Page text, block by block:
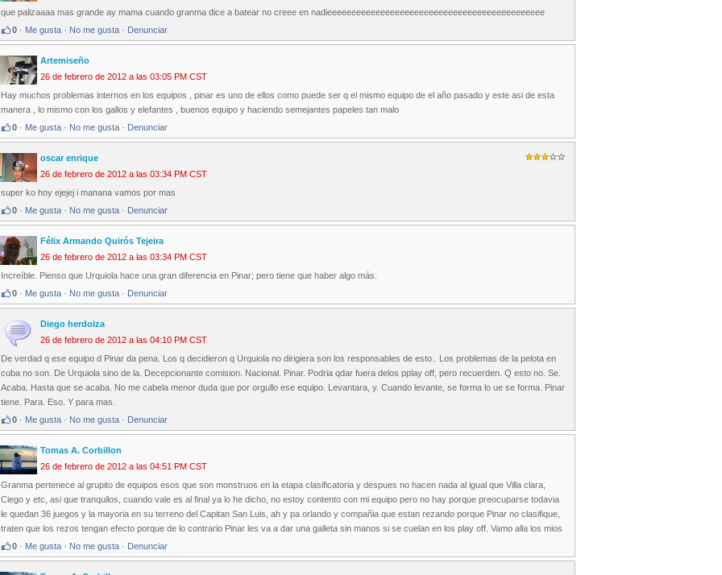
que palizaaaa mas grande ay mama cuando granma dice a batear no creee en nadieeeeeeeeeeeeeeeeeeeeeeeeeeeeeeeeeeeeeeeeeeeee
0 · Me gusta · No me gusta · Denunciar
Artemiseño
26 de febrero de 2012 a las 03:05 PM CST
Hay muchos problemas internos en los equipos , pinar es uno de ellos como puede ser q el mismo equipo de el año pasado y este asi de esta
manera , lo mismo con los gallos y elefantes , buenos equipo y haciendo semejantes papeles tan malo
0 · Me gusta · No me gusta · Denunciar
oscar enrique
26 de febrero de 2012 a las 03:34 PM CST
super ko hoy ejejej i manana vamos por mas
0 · Me gusta · No me gusta · Denunciar
Félix Armando Quirós Tejeira
26 de febrero de 2012 a las 03:34 PM CST
Increíble. Pienso que Urquiola hace una gran diferencia en Pinar; pero tiene que haber algo más.
0 · Me gusta · No me gusta · Denunciar
Diego herdoiza
26 de febrero de 2012 a las 04:10 PM CST
De verdad q ese equipo d Pinar da pena. Los q decidieron q Urquiola no dirigiera son los responsables de esto.. Los problemas de la pelota en
cuba no son. De Urquiola sino de la. Decepcionante comision. Nacional. Pinar. Podria qdar fuera delos pplay off, pero recuerden. Q esto no. Se.
Acaba. Hasta que se acaba. No me cabela menor duda que por orgullo ese equipo. Levantara, y. Cuando levante, se forma lo ue se forma. Pinar
tiene. Para. Eso. Y para mas.
0 · Me gusta · No me gusta · Denunciar
Tomas A. Corbillon
26 de febrero de 2012 a las 04:51 PM CST
Granma pertenece al grupito de equipos esos que son monstruos en la etapa clasificatoria y despues no hacen nada al igual que Villa clara,
Ciego y etc, asi que tranquilos, cuando vale es al final ya lo he dicho, no estoy contento con mi equipo pero no hay porque preocuparse todavia
le quedan 36 juegos y la mayoria en su terreno del Capitan San Luis, ah y pa orlando y compañia que estan rezando porque Pinar no clasifique,
traten que los rezos tengan efecto porque de lo contrario Pinar les va a dar una galleta sin manos si se cuelan en los play off. Vamo alla los mios
0 · Me gusta · No me gusta · Denunciar